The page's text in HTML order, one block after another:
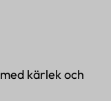
kärlek och